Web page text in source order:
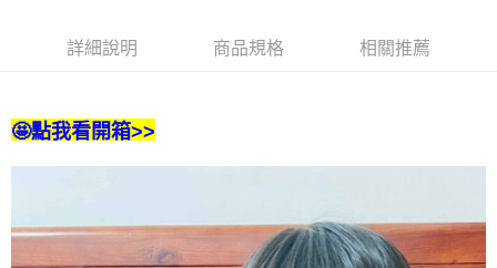
詳細說明 商品規格 相關推薦
🤩點我看開箱>>